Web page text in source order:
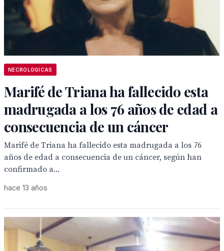
NECROLOGICAS
Marifé de Triana ha fallecido esta
madrugada a los 76 años de edad a
consecuencia de un cáncer
Marifé de Triana ha fallecido esta madrugada a los 76
años de edad a consecuencia de un cáncer, según han
confirmado a...
hace 13 años